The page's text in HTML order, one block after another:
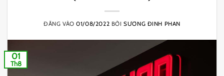
ĐĂNG VÀO01/08/2022 BỞISƯƠNG ĐINH PHAN
01
Th8